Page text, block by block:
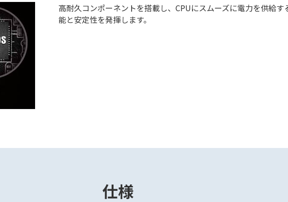
高耐久コンポーネントを搭載し、CPUにスムーズに電力を供給
能と安定性を発揮します。
仕様